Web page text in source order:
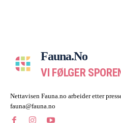
Fauna.no
VI FØLGER
Nettavisen Fauna.no arbeider etter
fauna@fauna.no